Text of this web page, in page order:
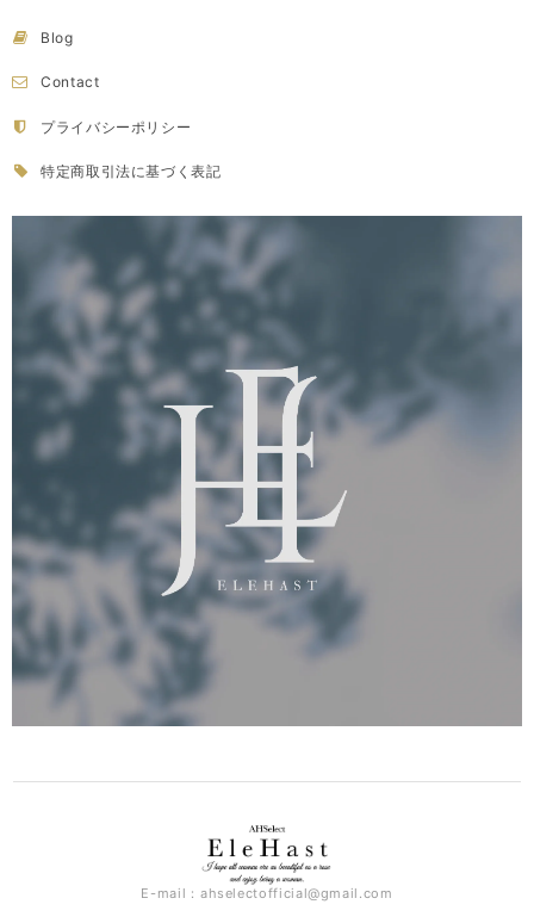
Blog
Contact
プライバシーポリシー
特定商取引法に基づく表記
E-mail： ahselectofficial@gmail.com